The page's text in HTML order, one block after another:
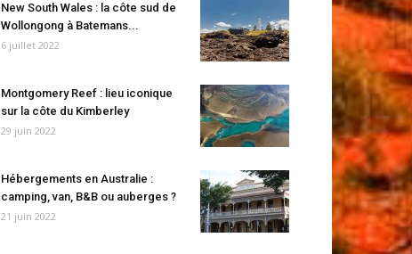
New South Wales : la côte sud de
Wollongong à Batemans...
6 juillet 2022
Montgomery Reef : lieu iconique
sur la côte du Kimberley
29 juin 2022
Hébergements en Australie :
camping, van, B&B ou auberges ?
21 juin 2022